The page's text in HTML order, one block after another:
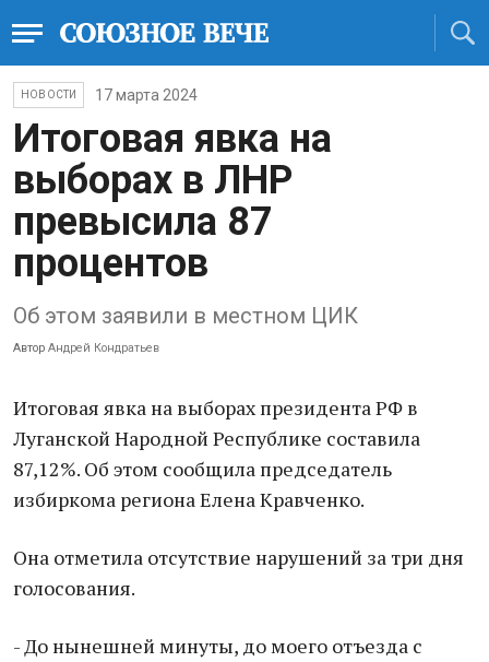
НОВОСТИ 17 марта 2024
Итоговая явка на
выборах в ЛНР
превысила 87
процентов
Об этом заявили в местном ЦИК
Автор Андрей Кондратьев
Итоговая явка на выборах президента РФ в
Луганской Народной Республике составила
87,12%. Об этом сообщила председатель
избиркома региона Елена Кравченко.
Она отметила отсутствие нарушений за три дня
голосования.
- До нынешней минуты, до моего отъезда с